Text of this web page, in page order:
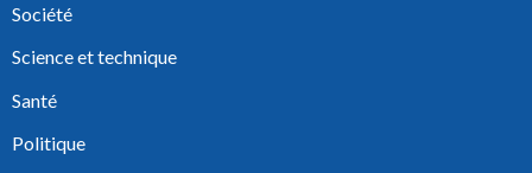
Société
Science et technique
Santé
Politique